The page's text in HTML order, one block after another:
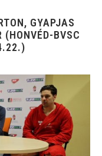
GYAPJAS
(HONVÉD-BVSC